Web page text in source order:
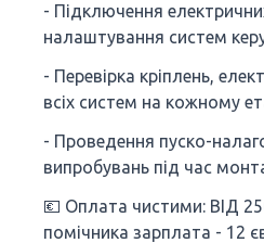
- Підключення
налаштування систем
- Перевірка кріплень,
всіх систем на кожному
- Проведення пуско-
випробувань під час
💶 Оплата чистими: ВІД
помічника зарплата - 12